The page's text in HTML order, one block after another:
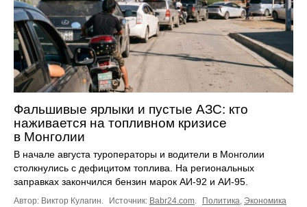
Фальшивые ярлыки и пустые АЗС: кто
наживается на топливном кризисе
в Монголии
В начале августа туроператоры и водители в Монголии
столкнулись с дефицитом топлива. На региональных
заправках закончился бензин марок АИ-92 и АИ-95.
Автор: Виктор Кулагин. Источник: Babr24.com. Политика, Экономика